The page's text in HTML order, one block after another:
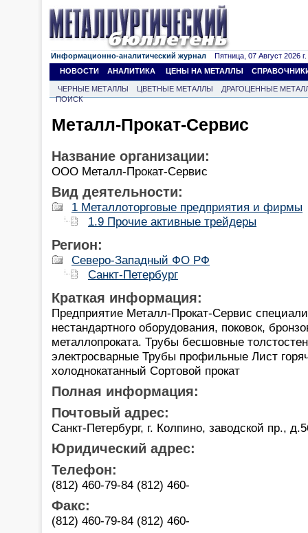
Информационно-аналитический журнал Пятница, 07 Август 2026 г.
НОВОСТИ
АНАЛИТИКА ЦЕНЫ НА МЕТАЛЛЫ
ЧЕРНЫЕ МЕТАЛЛЫ ЦВЕТНЫЕ МЕТАЛЛЫ
ДРАГОЦЕННЫЕ
ПОИСК
Металл-Прокат-Сервис
Название организации:
ООО Металл-Прокат-Сервис
Вид деятельности:
1 Металлоторговые предприятия и фирмы
1.9 Прочие активные трейдеры
Регион:
Северо-Западный ФО РФ
Санкт-Петербург
Краткая информация:
Предприятие Металл-Прокат-Сервис
нестандартного оборудования, поковок,
металлопроката. Трубы бесшовные
электросварные Трубы профильные Лист
холоднокатанный Сортовой прокат
Полная информация:
Почтовый адрес:
Санкт-Петербург, г. Колпино, заводской пр.,
Юридический адрес:
Телефон:
(812) 460-79-84 (812) 460-
Факс:
(812) 460-79-84 (812) 460-